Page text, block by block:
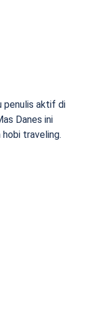
penulis aktif di
Danes ini
traveling.